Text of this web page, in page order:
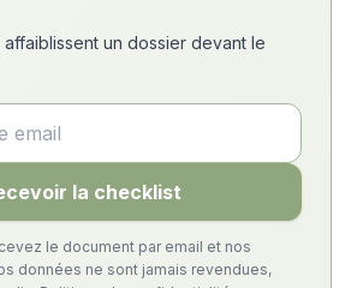
un dossier devant le
la checklist
le document par email et nos
données ne sont jamais revendues,